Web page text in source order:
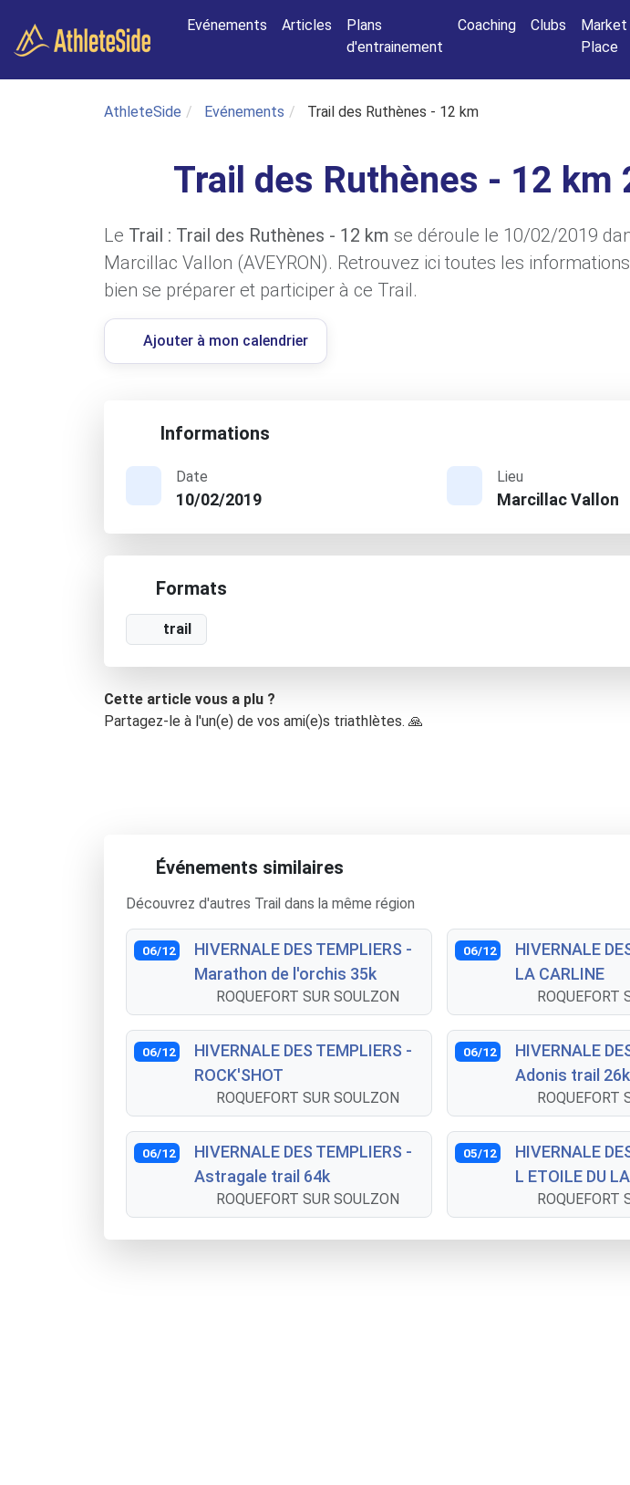
Evénements
Articles
Plans
d'entrainement
Coaching Clubs
Market
Place
AthleteSide Evénements Trail des Ruthènes - 12 km
Trail des Ruthènes - 12 km
Le Trail : Trail des Ruthènes - 12 km se déroule le 10/02/2019
Marcillac Vallon (AVEYRON). Retrouvez ici toutes les
bien se préparer et participer à ce Trail.
Ajouter à mon calendrier
Informations
Date
10/02/2019
Lieu
Marcillac Vallon
Formats
trail
Cette article vous a plu ?
Partagez-le à l'un(e) de vos ami(e)s triathlètes. 🙏
Événements similaires
Découvrez d'autres Trail dans la même région
06/12
HIVERNALE DES TEMPLIERS -
Marathon de l'orchis 35k
ROQUEFORT SUR SOULZON
06/12
HIVERNALE
LA CARLINE
ROQUEFORT
06/12
HIVERNALE DES TEMPLIERS -
ROCK'SHOT
ROQUEFORT SUR SOULZON
06/12
HIVERNALE
Adonis trail 26k
ROQUEFORT
06/12
HIVERNALE DES TEMPLIERS -
Astragale trail 64k
ROQUEFORT SUR SOULZON
05/12
HIVERNALE
L ETOILE DU
ROQUEFORT